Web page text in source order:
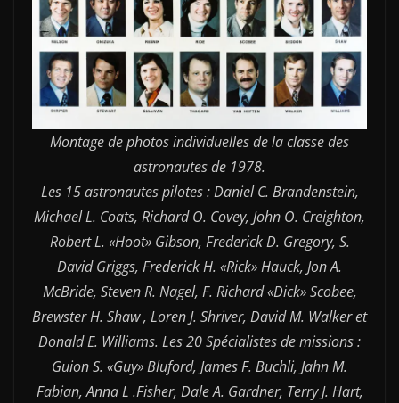
Montage de photos individuelles de la classe des
astronautes de 1978.
Les 15 astronautes pilotes : Daniel C. Brandenstein,
Michael L. Coats, Richard O. Covey, John O. Creighton,
Robert L. «Hoot» Gibson, Frederick D. Gregory, S.
David Griggs, Frederick H. «Rick» Hauck, Jon A.
McBride, Steven R. Nagel, F. Richard «Dick» Scobee,
Brewster H. Shaw , Loren J. Shriver, David M. Walker et
Donald E. Williams. Les 20 Spécialistes de missions :
Guion S. «Guy» Bluford, James F. Buchli, Jahn M.
Fabian, Anna L .Fisher, Dale A. Gardner, Terry J. Hart,